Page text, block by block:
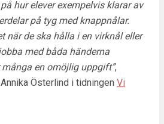
hur elever exempelvis klarar av
på tyg med knappnålar.
när de ska hålla i en virknål eller
med båda händerna
en omöjlig uppgift”,
Österlind i tidningen Vi